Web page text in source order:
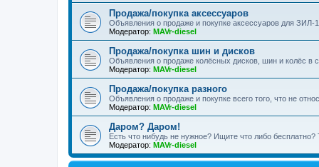
Продажа/покупка аксессуаров
Объявления о продаже и покупке аксессуаров для ЗИЛ-
Модератор: MAVr-diesel
Продажа/покупка шин и дисков
Объявления о продаже колёсных дисков, шин и колёс в
Модератор: MAVr-diesel
Продажа/покупка разного
Объявления о продаже и покупке всего того, что не
Модератор: MAVr-diesel
Даром? Даром!
Есть что нибудь не нужное? Ищите что либо бесплатно?
Модератор: MAVr-diesel